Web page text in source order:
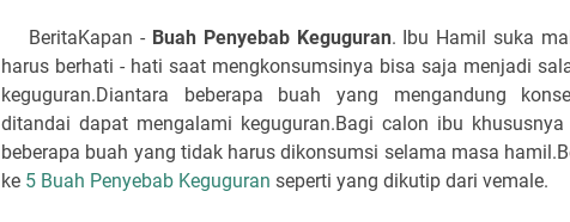
BeritaKapan - Buah Penyebab Keguguran. Ibu Hamil suka
harus berhati - hati saat mengkonsumsinya bisa saja menjadi
keguguran.Diantara beberapa buah yang mengandung
ditandai dapat mengalami keguguran.Bagi calon ibu khususnya
beberapa buah yang tidak harus dikonsumsi selama masa
ke 5 Buah Penyebab Keguguran seperti yang dikutip dari vemale.